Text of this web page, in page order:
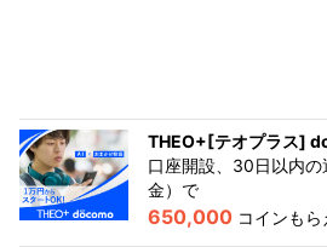
THEO+[テオプラス]
口座開設、30日以内
金） で
650,000 コインもら